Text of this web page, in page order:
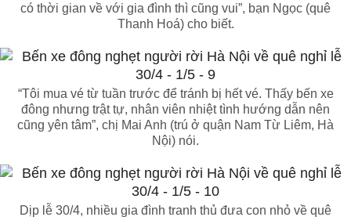
có thời gian về với gia đình thì cũng vui”, bạn Ngọc (quê
Thanh Hoá) cho biết.
“Tôi mua vé từ tuần trước để tránh bị hết vé. Thấy bến xe
đông nhưng trật tự, nhân viên nhiệt tình hướng dẫn nên
cũng yên tâm”, chị Mai Anh (trú ở quận Nam Từ Liêm, Hà
Nội) nói.
Dịp lễ 30/4, nhiều gia đình tranh thủ đưa con nhỏ về quê